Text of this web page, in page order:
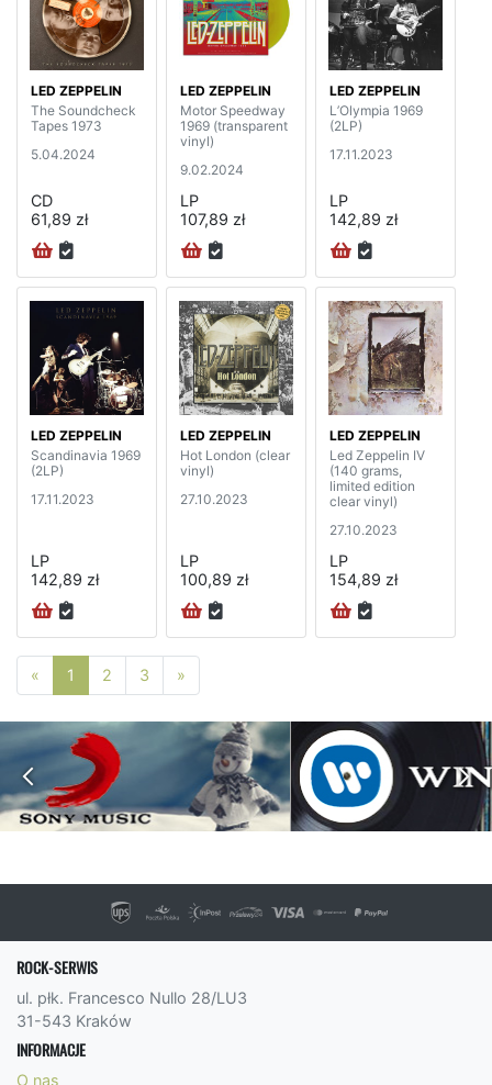
LED ZEPPELIN
The Soundcheck
Tapes 1973
5.04.2024
CD
61,89 zł
LED ZEPPELIN
Motor Speedway
1969 (transparent
vinyl)
9.02.2024
LP
107,89 zł
LED ZEPPELIN
L’Olympia 1969
(2LP)
17.11.2023
LP
142,89 zł
LED ZEPPELIN
Scandinavia 1969
(2LP)
17.11.2023
LP
142,89 zł
LED ZEPPELIN
Hot London (clear
vinyl)
27.10.2023
LP
100,89 zł
LED ZEPPELIN
Led Zeppelin IV
(140 grams,
limited edition
clear vinyl)
27.10.2023
LP
154,89 zł
« Poprzednia strona
1 2 3 »
ROCK-SERWIS
ul. płk. Francesco Nullo 28/LU3
31-543 Kraków
INFORMACJE
O nas